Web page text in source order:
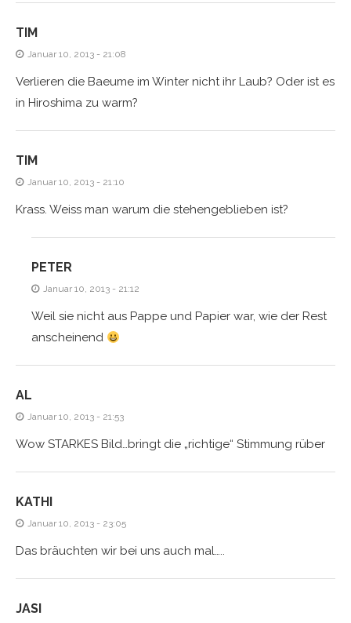
TIM
Januar 10, 2013 - 21:08
Verlieren die Baeume im Winter nicht ihr Laub? Oder ist es
in Hiroshima zu warm?
TIM
Januar 10, 2013 - 21:10
Krass. Weiss man warum die stehengeblieben ist?
PETER
Januar 10, 2013 - 21:12
Weil sie nicht aus Pappe und Papier war, wie der Rest
anscheinend
AL
Januar 10, 2013 - 21:53
Wow STARKES Bild…bringt die „richtige“ Stimmung rüber
KATHI
Januar 10, 2013 - 23:05
Das bräuchten wir bei uns auch mal…..
JASI